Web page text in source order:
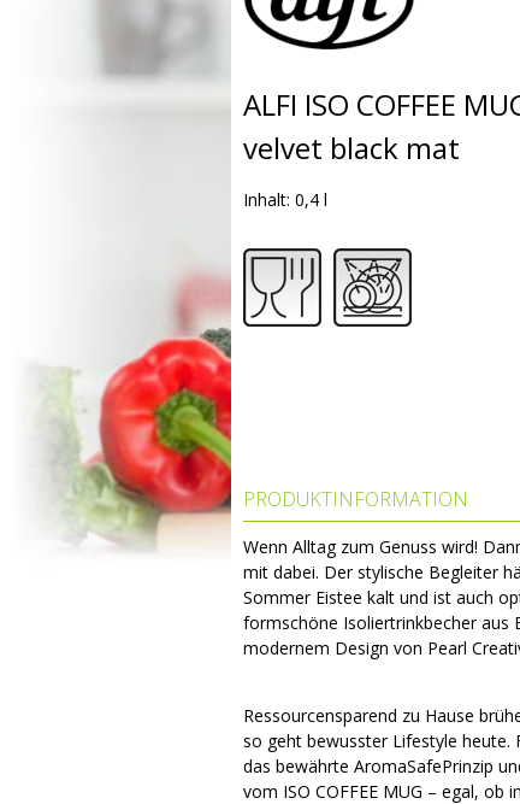
ALFI ISO COFFEE
velvet black mat
Inhalt: 0,4 l
PRODUKTINFORMATION
Wenn Alltag zum Genuss wird!
mit dabei. Der stylische Begleiter
Sommer Eistee kalt und ist auch
formschöne Isoliertrinkbecher aus
modernem Design von Pearl
Ressourcensparend zu Hause
so geht bewusster Lifestyle heute.
das bewährte AromaSafePrinzip
vom ISO COFFEE MUG – egal,